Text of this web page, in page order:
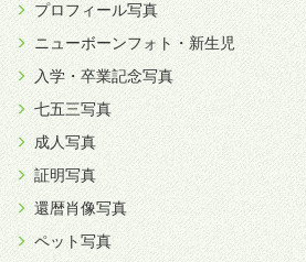
プロフィール写真
ニューボーンフォト・新生児
入学・卒業記念写真
七五三写真
成人写真
証明写真
還暦肖像写真
ペット写真